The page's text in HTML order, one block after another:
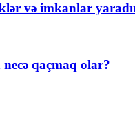
və imkanlar
qaçmaq olar?